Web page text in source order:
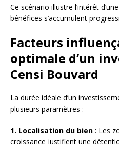
Ce scénario illustre l’intérêt
bénéfices s’accumulent
Facteurs
optimale d’un
Censi Bouvard
La durée idéale d’un
plusieurs paramètres :
1. Localisation du bien : Les
croissance justifient une